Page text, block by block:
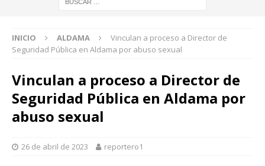
INICIO ALDAMA
Vinculan a proceso a Director de
Seguridad Pública en Aldama por abuso sexual
Vinculan a proceso a Director de
Seguridad Pública en Aldama por
abuso sexual
26 de abril de 2023 reportero1